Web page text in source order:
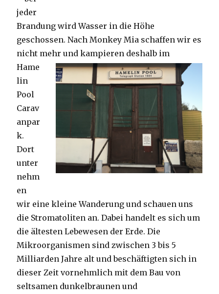
jeder
Brandung wird Wasser in die Höhe
geschossen. Nach Monkey Mia schaffen wir es
nicht mehr und kampieren deshalb im
Hame
lin
Pool
Carav
anpar
k.
Dort
unter
nehm
en
wir eine kleine Wanderung und schauen uns
die Stromatoliten an. Dabei handelt es sich um
die ältesten Lebewesen der Erde. Die
Mikroorganismen sind zwischen 3 bis 5
Milliarden Jahre alt und beschäftigten sich in
dieser Zeit vornehmlich mit dem Bau von
seltsamen dunkelbraunen und